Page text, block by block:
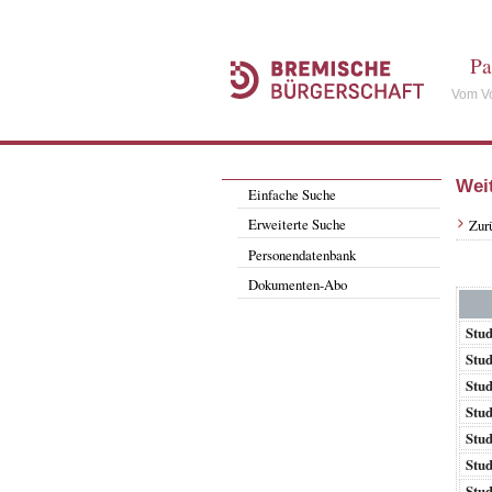
Vom
Einfache Suche
Erweiterte Suche
Personendatenbank
Dokumenten-Abo